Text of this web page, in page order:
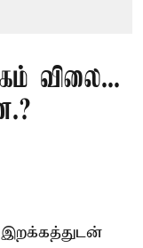
விலை...